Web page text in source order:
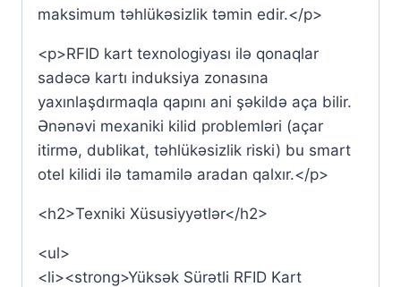
maksimum təhlükəsizlik təmin edir.</p>
<p>RFID kart texnologiyası ilə qonaqlar
sadəcə kartı induksiya zonasına
yaxınlaşdırmaqla qapını ani şəkildə aça bilir.
Ənənəvi mexaniki kilid problemləri (açar
itirmə, dublikat, təhlükəsizlik riski) bu smart
otel kilidi ilə tamamilə aradan qalxır.</p>
<h2>Texniki Xüsusiyyətlər</h2>
<ul>
<li><strong>Yüksək Sürətli RFID Kart